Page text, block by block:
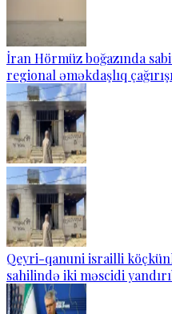
İran Hörmüz boğazında
regional əməkdaşlıq
Qeyri-qanuni israilli
sahilində iki məscidi